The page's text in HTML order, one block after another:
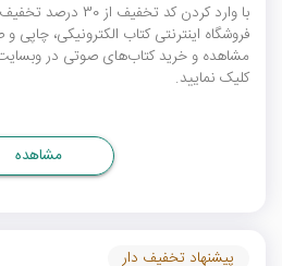
با وارد کردن کد
فروشگاه اینترنتی کتاب الکترونیکی،
مشاهده و خرید کتاب‌های صوتی در
کلیک نمایید.
مشاهده
پیشنهاد تخفیف دار